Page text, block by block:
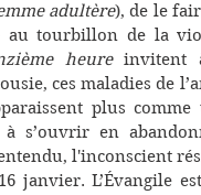
adultère), de le
au tourbillon de la
heure invitent à
ces maladies de
plus
s’ouvrir en
l'inconscient
janvier. L’Évangile